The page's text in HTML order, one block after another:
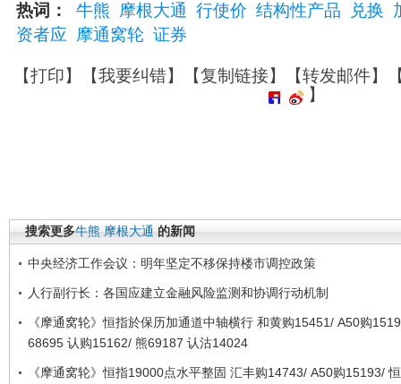
热词： 牛熊 摩根大通 行使价 结构性产品 兑换
资者应
摩通窝轮 证券
【打印】【我要纠错】【复制链接】【转发邮件】
】
搜索更多牛熊 摩根大通 的新闻
中央经济工作会议：明年坚定不移保持楼市调控政策
人行副行长：各国应建立金融风险监测和协调行动机制
《摩通窝轮》恒指於保历加通道中轴横行 和黄购15451/ A50购
68695 认购15162/ 熊69187 认沽14024
《摩通窝轮》恒指19000点水平整固 汇丰购14743/ A50购15193/